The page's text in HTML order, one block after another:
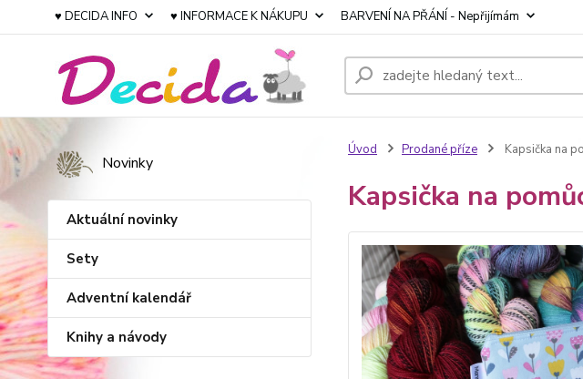
♥ DECIDA INFO ♥ INFORMACE K NÁKUPU BARVENÍ NA PŘÁNÍ - Nepřijímám
Novinky
Aktuální novinky
Sety
Adventní kalendář
Knihy a návody
Úvod Prodané příze Kapsička na
Kapsička na